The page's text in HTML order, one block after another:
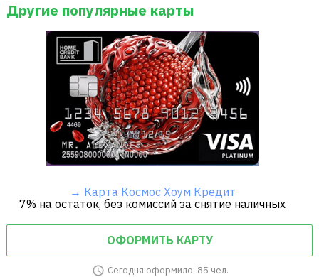
Другие популярные карты
→ Карта Космос Хоум Кредит
7% на остаток, без комиссий за снятие наличных
ОФОРМИТЬ КАРТУ
Сегодня оформило: 85 чел.